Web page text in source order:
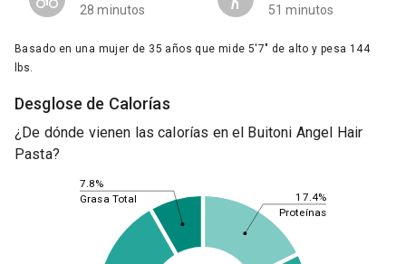
28 minutos 51 minutos
Basado en una mujer de 35 años que mide 5'7" de alto y pesa 144
lbs.
Desglose de Calorías
¿De dónde vienen las calorías en el Buitoni Angel Hair
Pasta?
17.4%
7.8%
Proteínas
Grasa Total